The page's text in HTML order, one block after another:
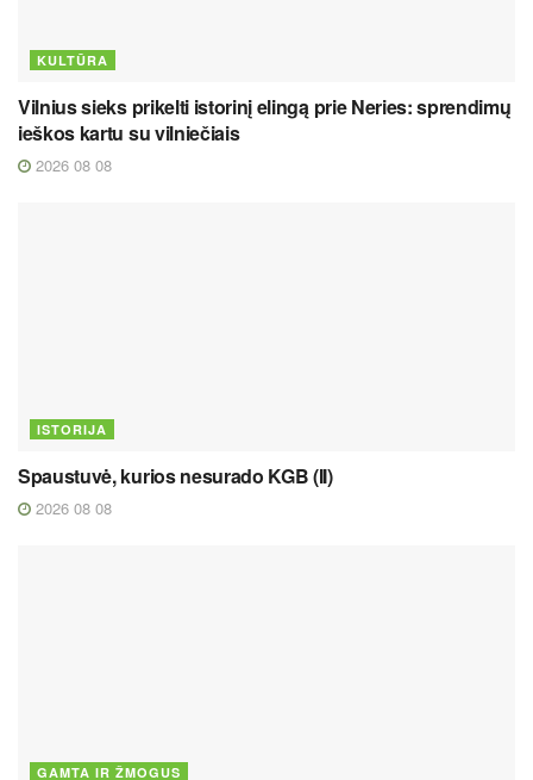
KULTŪRA
Vilnius sieks prikelti istorinį elingą prie Neries: sprendimų
ieškos kartu su vilniečiais
2026 08 08
ISTORIJA
Spaustuvė, kurios nesurado KGB (II)
2026 08 08
GAMTA IR ŽMOGUS